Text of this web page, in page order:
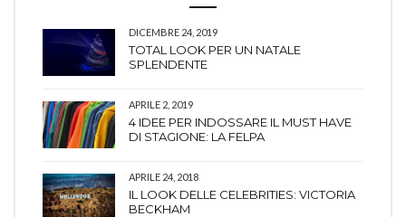
DICEMBRE 24, 2019
TOTAL LOOK PER UN NATALE
SPLENDENTE
APRILE 2, 2019
4 IDEE PER INDOSSARE IL MUST HAVE
DI STAGIONE: LA FELPA
APRILE 24, 2018
IL LOOK DELLE CELEBRITIES: VICTORIA
BECKHAM